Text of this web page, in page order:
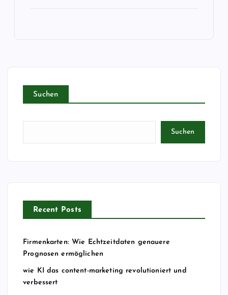
Suchen
Suchen
Recent Posts
Firmenkarten: Wie Echtzeitdaten genauere
Prognosen ermöglichen
wie KI das content-marketing revolutioniert und
verbessert